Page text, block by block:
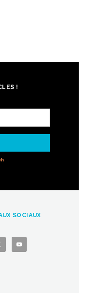
!
SOCIAUX